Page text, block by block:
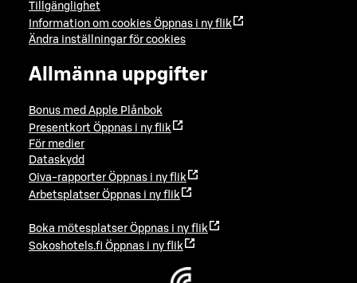
Tillgänglighet
Information om cookies Öppnas i ny flik
Ändra inställningar för cookies
Allmänna uppgifter
Bonus med Apple Plånbok
Presentkort Öppnas i ny flik
För medier
Dataskydd
Oiva-rapporter Öppnas i ny flik
Arbetsplatser Öppnas i ny flik
Boka mötesplatser Öppnas i ny flik
Sokoshotels.fi Öppnas i ny flik